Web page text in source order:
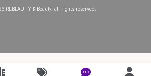
REBEAUTY K-Beauty. all rights reserved.